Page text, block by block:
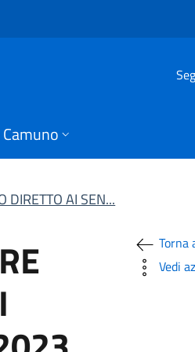
PER
DIRETTO AI SEN...
Torna
Vedi